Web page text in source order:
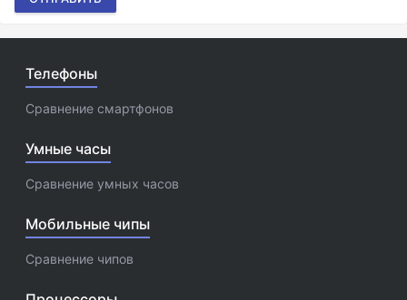
Телефоны
Сравнение смартфонов
Умные часы
Сравнение умных часов
Мобильные чипы
Сравнение чипов